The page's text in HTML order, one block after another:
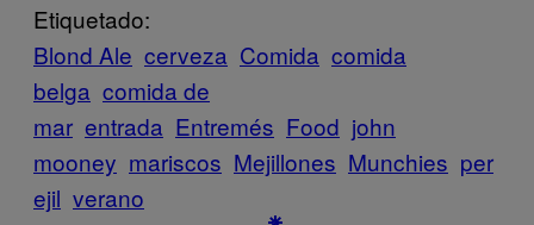
Etiquetado:
Blond Ale cerveza Comida comida
belga comida de
mar entrada Entremés Food john
mooney mariscos Mejillones Munchies per
ejil verano